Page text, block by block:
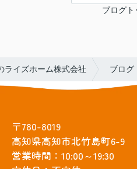
ブログト
ライズホーム株式会社 ブログ
〒780-8019
高知県高知市北竹島町6-9
営業時間：10:00～19:30